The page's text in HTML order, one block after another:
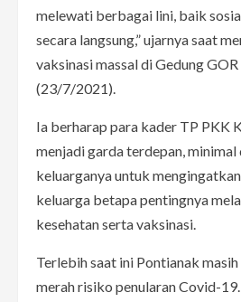
melewati berbagai lini, baik
secara langsung,” ujarnya saat
vaksinasi massal di Gedung
(23/7/2021).
Ia berharap para kader TP PKK
menjadi garda terdepan,
keluarganya untuk
keluarga betapa pentingnya
kesehatan serta vaksinasi.
Terlebih saat ini Pontianak
merah risiko penularan Covid-19.